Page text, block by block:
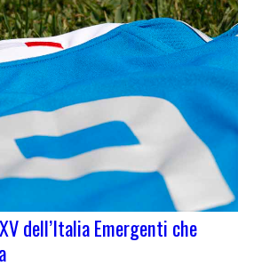
dell’Italia Emergenti che